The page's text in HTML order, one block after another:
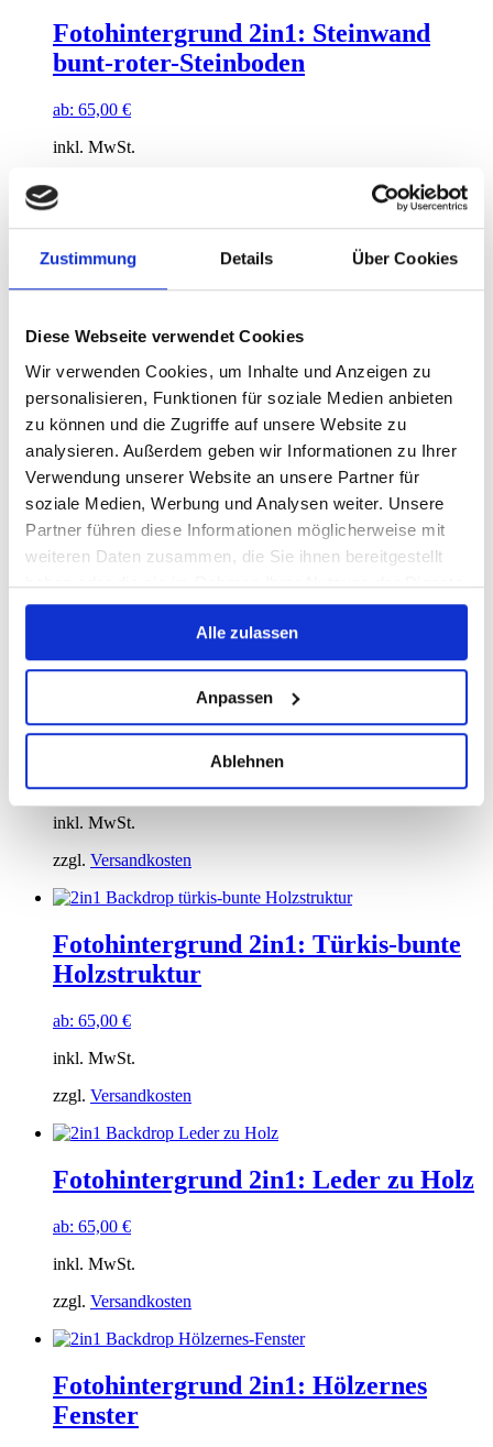
Zustimmung Details Über Cookies
Diese Webseite verwendet Cookies
Wir verwenden Cookies, um Inhalte und Anzeigen zu
personalisieren, Funktionen für soziale Medien anbieten
zu können und die Zugriffe auf unsere Website zu
analysieren. Außerdem geben wir Informationen zu Ihrer
Verwendung unserer Website an unsere Partner für
soziale Medien, Werbung und Analysen weiter. Unsere
Partner führen diese Informationen möglicherweise mit
weiteren Daten zusammen, die Sie ihnen bereitgestellt
haben oder die sie im Rahmen Ihrer Nutzung der Dienste
gesammelt haben.
Alle zulassen
Anpassen
Ablehnen
Fotohintergrund 2in1: Steinwand
bunt-roter-Steinboden
ab: 65,00 €
inkl. MwSt.
zzgl.
Fotohintergrund 2in1: Pinki-Floor-
Weisses-Holzleuchten
ab:65,00€
inkl. MwSt.
zzgl.Versandkosten
Fotohintergrund 2in1: Buntstifte
Grau
Fotohintergrund 2in1: Beton-Wand
ab:65,00€
inkl. MwSt.
zzgl. Versandkosten
Fotohintergrund 2in1: Türkis-bunte
Holzstruktur
ab: 65,00 €
inkl. MwSt.
zzgl. Versandkosten
Fotohintergrund 2in1: Leder zu Holz
ab: 65,00 €
inkl. MwSt.
zzgl. Versandkosten
Fotohintergrund 2in1: Hölzernes
Fenster